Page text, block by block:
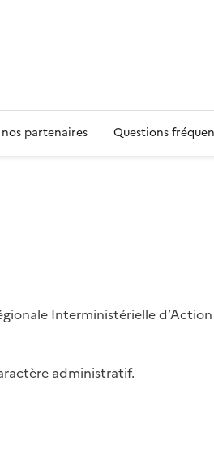
partenaires Questions
Interministérielle d’Action
administratif.